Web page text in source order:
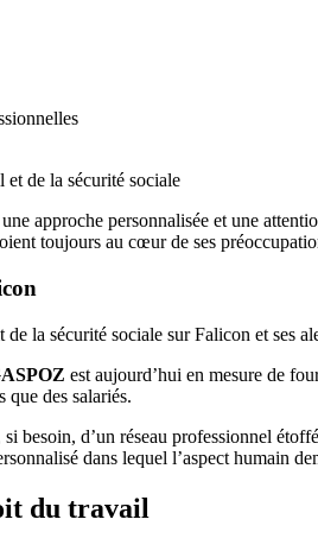
de la sécurité sociale
approche personnalisée et une
toujours au cœur de ses
la sécurité sociale sur Falicon et
est aujourd’hui en mesure de
des salariés.
besoin, d’un réseau professionnel
dans lequel l’aspect humain
du travail